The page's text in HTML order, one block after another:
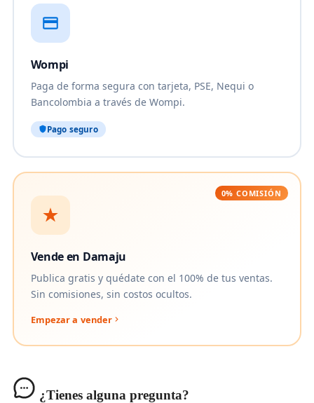
Wompi
Paga de forma segura con tarjeta, PSE, Nequi o
Bancolombia a través de Wompi.
Pago seguro
0% COMISIÓN
Vende en Damaju
Publica gratis y quédate con el 100% de tus ventas.
Sin comisiones, sin costos ocultos.
Empezar a vender
¿Tienes alguna pregunta?